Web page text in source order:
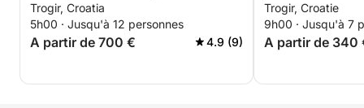
Trogir, Croatia
5h00 · Jusqu'à 12 personnes
A partir de 700 € 4.9 (9)
complète au
avec ou sans
Trogir, Croatie
9h00 · Jusqu'à 7
A partir de 340